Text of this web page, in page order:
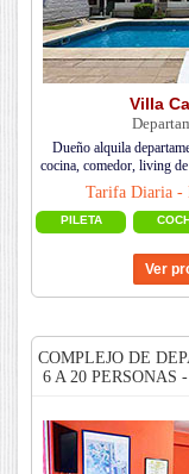
Villa
Dueño alquila
cocina, comedor, living
Tarifa Diaria -
PILETA
COMPLEJO DE
6 A 20 PERSONAS